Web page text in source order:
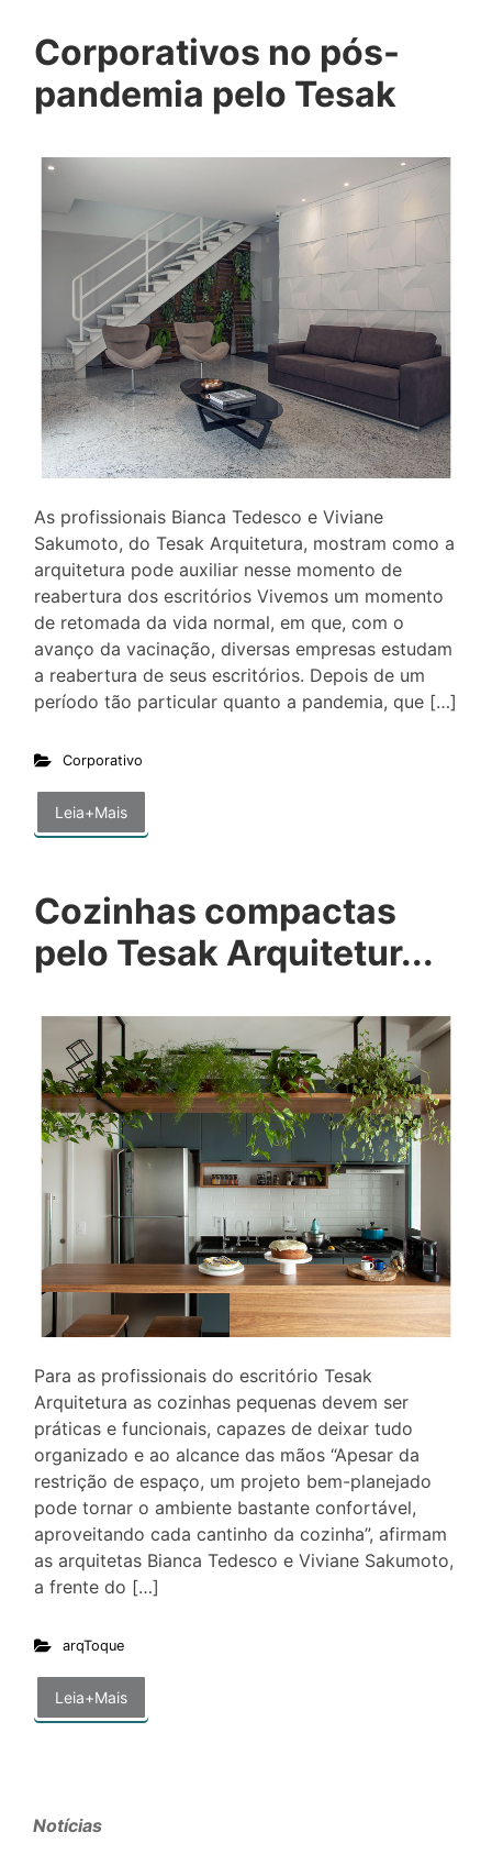
Corporativos no pós-
pandemia pelo Tesak
As profissionais Bianca Tedesco e Viviane
Sakumoto, do Tesak Arquitetura, mostram como a
arquitetura pode auxiliar nesse momento de
reabertura dos escritórios Vivemos um momento
de retomada da vida normal, em que, com o
avanço da vacinação, diversas empresas estudam
a reabertura de seus escritórios. Depois de um
período tão particular quanto a pandemia, que […]
Corporativo
Leia+Mais
Cozinhas compactas
pelo Tesak Arquitetur...
Para as profissionais do escritório Tesak
Arquitetura as cozinhas pequenas devem ser
práticas e funcionais, capazes de deixar tudo
organizado e ao alcance das mãos “Apesar da
restrição de espaço, um projeto bem-planejado
pode tornar o ambiente bastante confortável,
aproveitando cada cantinho da cozinha”, afirmam
as arquitetas Bianca Tedesco e Viviane Sakumoto,
a frente do […]
arqToque
Leia+Mais
Notícias